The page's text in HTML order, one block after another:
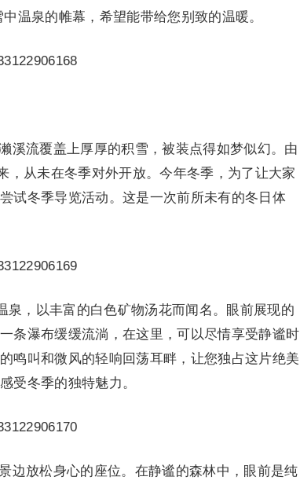
温泉的帷幕，希望能带给您别致的温暖。
溪流覆盖上厚厚的积雪，被装点得如梦似幻。由
，从未在冬季对外开放。今年冬季，为了让大家
试冬季导览活动。这是一次前所未有的冬日体
泉，以丰富的白色矿物汤花而闻名。眼前展现的
条瀑布缓缓流淌，在这里，可以尽情享受静谧时
鸣叫和微风的轻响回荡耳畔，让您独占这片绝美
受冬季的独特魅力。
边放松身心的座位。在静谧的森林中，眼前是纯